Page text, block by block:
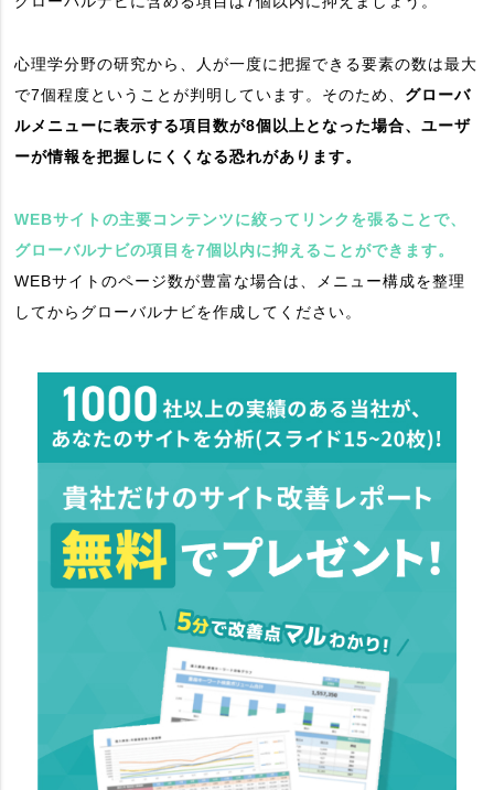
心理学分野の研究から、人が一度に把握できる要素の数は最大
で7個程度ということが判明しています。そのため、 グローバ
ルメニューに表示する項目数が8個以上となった場合、ユーザ
ーが情報を把握しにくくなる恐れがあります。
WEBサイトの主要コンテンツに絞ってリンクを張ることで、
グローバルナビの項目を7個以内に抑えることができます。
WEBサイトのページ数が豊富な場合は、メニュー構成を整理
してからグローバルナビを作成してください。